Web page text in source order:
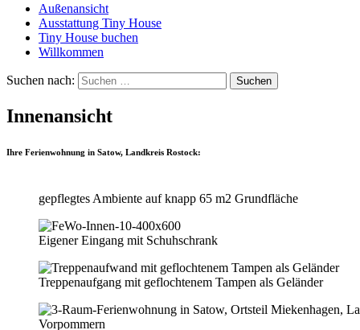
Außenansicht
Ausstattung Tiny House
Tiny House buchen
Willkommen
Suchen nach:
Innenansicht
Ihre Ferienwohnung in Satow, Landkreis Rostock:
gepflegtes Ambiente auf knapp 65 m2 Grundfläche
Eigener Eingang mit Schuhschrank
Treppenaufgang mit geflochtenem Tampen als Geländer